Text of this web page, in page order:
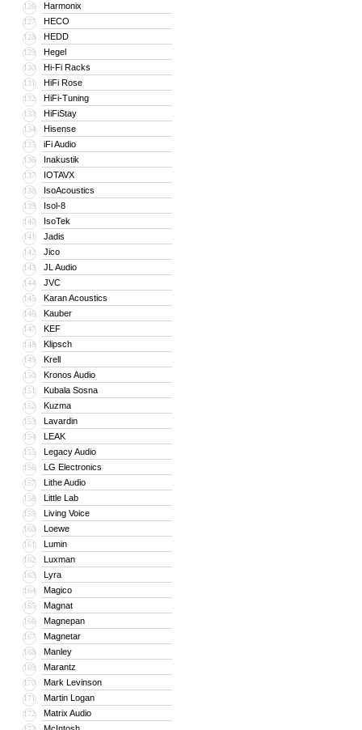
126 Harmonix
127 HECO
128 HEDD
129 Hegel
130 Hi-Fi Racks
131 HiFi Rose
132 HiFi-Tuning
133 HiFiStay
134 Hisense
135 iFi Audio
136 Inakustik
137 IOTAVX
138 IsoAcoustics
139 Isol-8
140 IsoTek
141 Jadis
142 Jico
143 JL Audio
144 JVC
145 Karan Acoustics
146 Kauber
147 KEF
148 Klipsch
149 Krell
150 Kronos Audio
151 Kubala Sosna
152 Kuzma
153 Lavardin
154 LEAK
155 Legacy Audio
156 LG Electronics
157 Lithe Audio
158 Little Lab
159 Living Voice
160 Loewe
161 Lumin
162 Luxman
163 Lyra
164 Magico
165 Magnat
166 Magnepan
167 Magnetar
168 Manley
169 Marantz
170 Mark Levinson
171 Martin Logan
172 Matrix Audio